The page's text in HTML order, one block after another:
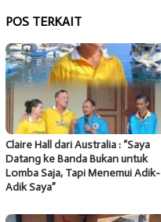
POS TERKAIT
Claire Hall dari Australia : “Saya
Datang ke Banda Bukan untuk
Lomba Saja, Tapi Menemui Adik-
Adik Saya”